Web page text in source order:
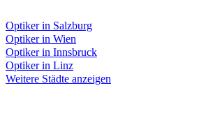
Optiker in Salzburg
Optiker in Wien
Optiker in Innsbruck
Optiker in Linz
Weitere Städte anzeigen